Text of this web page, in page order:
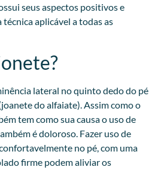
seus aspectos positivos e
aplicável a todas as
lateral no quinto dedo do pé
do alfaiate). Assim como o
tem como sua causa o uso de
é doloroso. Fazer uso de
no pé, com uma
firme podem aliviar os